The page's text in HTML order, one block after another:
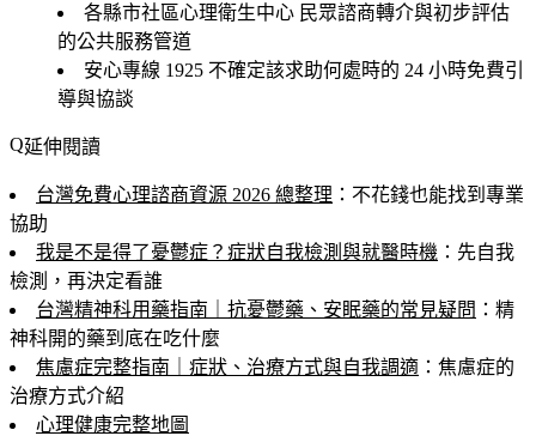
各縣市社區心理衛生中心 民眾諮商轉介與初步評估
的公共服務管道
安心專線 1925 不確定該求助何處時的 24 小時免費引
導與協談
延伸閱讀
台灣免費心理諮商資源 2026 總整理 ：不花錢也能找到專業
協助
我是不是得了憂鬱症？症狀自我檢測與就醫時機 ：先自我
檢測，再決定看誰
台灣精神科用藥指南｜抗憂鬱藥、安眠藥的常見疑問 ：精
神科開的藥到底在吃什麼
焦慮症完整指南｜症狀、治療方式與自我調適 ：焦慮症的
治療方式介紹
心理健康完整地圖